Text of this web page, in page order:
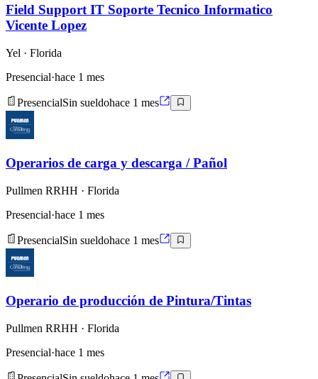
Field Support IT Soporte Tecnico Informatico
Vicente Lopez
Yel · Florida
Presencial·hace 1 mes
PresencialSin sueldohace 1 mes
Operarios de carga y descarga / Pañol
Pullmen RRHH · Florida
Presencial·hace 1 mes
PresencialSin sueldohace 1 mes
Operario de producción de Pintura/Tintas
Pullmen RRHH · Florida
Presencial·hace 1 mes